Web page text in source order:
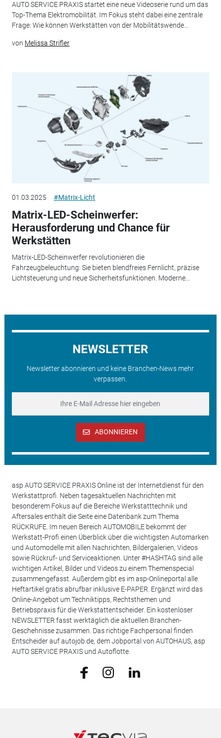
AUTO SERVICE PRAXIS startet eine neue Videoserie rund um das
Top-Thema Elektromobilität. Im Fokus steht dabei eine zentrale
Frage: Wie können Werkstätten von der Mobilitätswende...
von Melissa Strifler
01.03.2025 #Matrix-Licht
Matrix-LED-Scheinwerfer:
Herausforderung und Chance für
Werkstätten
Matrix-LED-Scheinwerfer revolutionieren die
Fahrzeugbeleuchtung: Sie bieten blendfreies Fernlicht, präzise
Lichtsteuerung und neue Sicherheitsfunktionen. Moderne...
NEWSLETTER
Newsletter abonnieren und keine Branchen-News mehr
verpassen.
ABONNIEREN
asp AUTO SERVICE PRAXIS Online ist der Internetdienst für den
Werkstattprofi. Neben tagesaktuellen Nachrichten mit
besonderem Fokus auf die Bereiche Werkstatttechnik und
Aftersales enthält die Seite eine Datenbank zum Thema
RÜCKRUFE. Im neuen Bereich AUTOMOBILE bekommt der
Werkstatt-Profi einen Überblick über die wichtigsten Automarken
und Automodelle mit allen Nachrichten, Bildergalerien, Videos
sowie Rückruf- und Serviceaktionen. Unter #HASHTAG sind alle
wichtigen Artikel, Bilder und Videos zu einem Themenspecial
zusammengefasst. Außerdem gibt es im asp-Onlineportal alle
Heftartikel gratis abrufbar inklusive E-PAPER. Ergänzt wird das
Online-Angebot um Techniktipps, Rechtsthemen und
Betriebspraxis für die Werkstattentscheider. Ein kostenloser
NEWSLETTER fasst werktäglich die aktuellen Branchen-
Geschehnisse zusammen. Das richtige Fachpersonal finden
Entscheider auf autojob.de, dem Jobportal von AUTOHAUS, asp
AUTO SERVICE PRAXIS und Autoflotte.